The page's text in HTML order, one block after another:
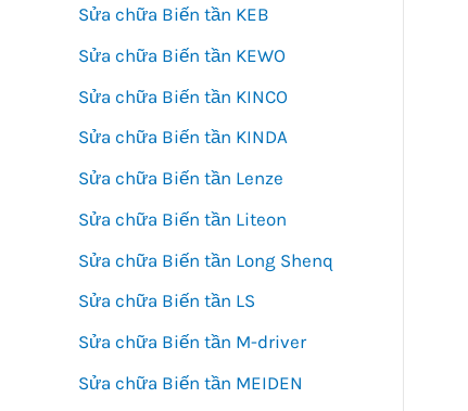
Sửa chữa Biến tần KEB
Sửa chữa Biến tần KEWO
Sửa chữa Biến tần KINCO
Sửa chữa Biến tần KINDA
Sửa chữa Biến tần Lenze
Sửa chữa Biến tần Liteon
Sửa chữa Biến tần Long Shenq
Sửa chữa Biến tần LS
Sửa chữa Biến tần M-driver
Sửa chữa Biến tần MEIDEN